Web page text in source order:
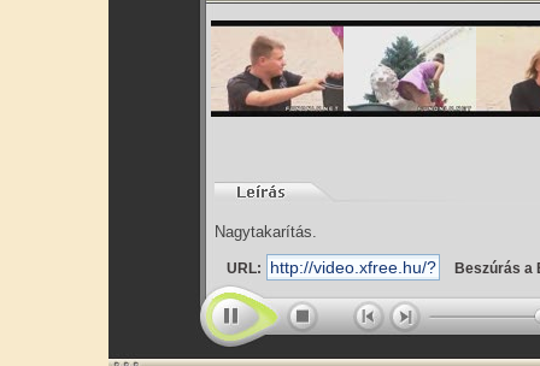
Nagytakarítás.
URL: Beszúrás a